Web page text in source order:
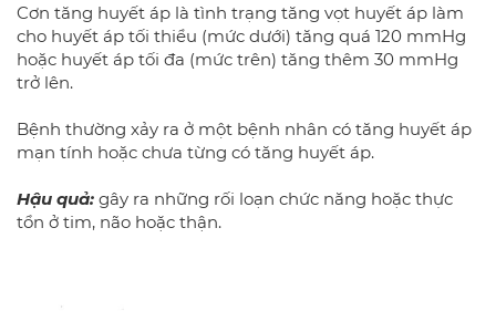
Cơn tăng huyết áp là tình trạng tăng vọt huyết áp làm
cho huyết áp tối thiểu (mức dưới) tăng quá 120 mmHg
hoặc huyết áp tối đa (mức trên) tăng thêm 30 mmHg
trở lên.
Bệnh thường xảy ra ở một bệnh nhân có tăng huyết áp
mạn tính hoặc chưa từng có tăng huyết áp.
Hậu quả: gây ra những rối loạn chức năng hoặc thực
tổn ở tim, não hoặc thận.